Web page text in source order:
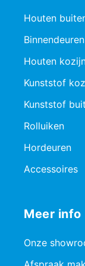
Houten
Binnendeuren
Houten
Kunststof
Kunststof
Rolluiken
Hordeuren
Accessoires
Meer info
Onze